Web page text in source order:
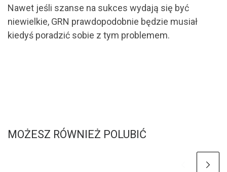
Nawet jeśli szanse na sukces wydają się być
niewielkie, GRN prawdopodobnie będzie musiał
kiedyś poradzić sobie z tym problemem.
MOŻESZ RÓWNIEŻ POLUBIĆ